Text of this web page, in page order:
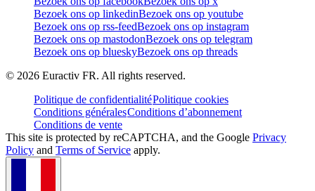
Bezoek ons op linkedinBezoek ons op youtube
Bezoek ons op rss-feedBezoek ons op instagram
Bezoek ons op mastodonBezoek ons op telegram
Bezoek ons op blueskyBezoek ons op threads
© 2026 Euractiv FR. All rights reserved.
Politique de confidentialitéPolitique cookies
Conditions généralesConditions d’abonnement
Conditions de vente
This site is protected by reCAPTCHA, and the Google Privacy
Policy and Terms of Service apply.